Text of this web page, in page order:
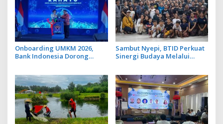
Onboarding UMKM 2026,
Bank Indonesia Dorong
Sambut Nyepi, BTID Perkuat
Sinergi Budaya Melalui